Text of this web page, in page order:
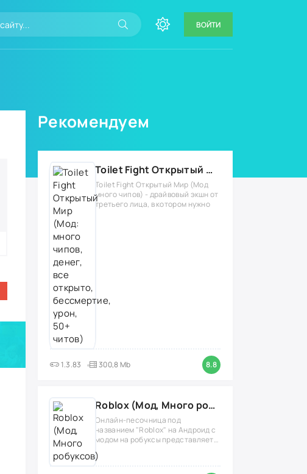
ВОЙТИ
Рекомендуем
Toilet Fight Открытый Мир (Мод: много чипов, денег, все открыто, бессмертие, урон, 50+ читов)
Toilet Fight Открытый Мир (Мод
много чипов) - драйвовый экшн от
третьего лица, в котором нужно
1.3.83 300,8 Mb 8.8
Roblox (Мод, Много робуксов)
Онлайн-песочница под
названием "Roblox" на Андроид с
модом на робуксы представляет
собой